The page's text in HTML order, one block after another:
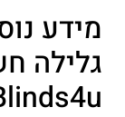
מידע
גלילה